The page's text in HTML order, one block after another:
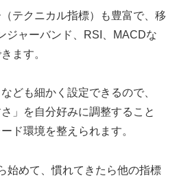
テクニカル指標）も豊富で、移
ジャーバンド、RSI、MACDな
ます。
ども細かく設定できるので、
」を自分好みに調整すること
ド環境を整えられます。
始めて、慣れてきたら他の指標